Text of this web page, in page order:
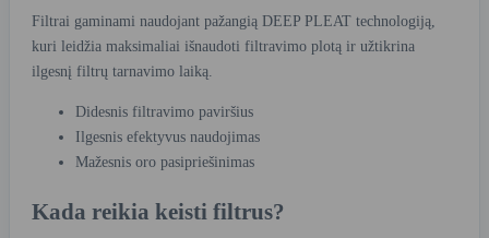
Filtrai gaminami naudojant pažangią DEEP PLEAT technologiją,
kuri leidžia maksimaliai išnaudoti filtravimo plotą ir užtikrina
ilgesnį filtrų tarnavimo laiką.
Didesnis filtravimo paviršius
Ilgesnis efektyvus naudojimas
Mažesnis oro pasipriešinimas
Kada reikia keisti filtrus?